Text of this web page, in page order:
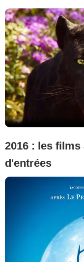
2016 : les
d'entrées